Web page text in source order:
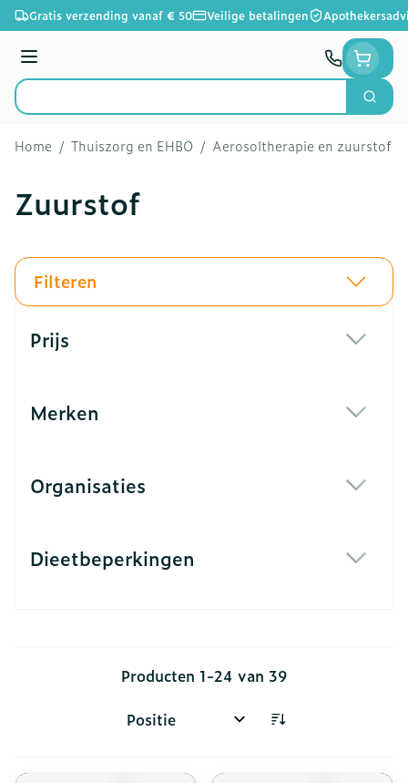
Ga naar de inhoud
Gratis verzending vanaf € 50 Veilige betalingen
Menu
Product, merk, categorie...
Zoek
Home / Thuiszorg en EHBO / Aerosoltherapie en zuurstof
Zuurstof
Filteren
Prijs
Merken
Organisaties
Dieetbeperkingen
Producten 1-24 van 39
Sorteer op: